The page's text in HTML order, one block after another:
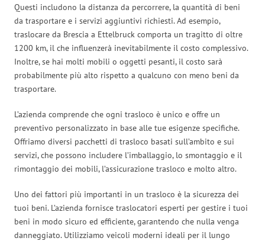
Questi includono la distanza da percorrere, la quantità di beni
da trasportare e i servizi aggiuntivi richiesti. Ad esempio,
traslocare da Brescia a Ettelbruck comporta un tragitto di oltre
1200 km, il che influenzerà inevitabilmente il costo complessivo.
Inoltre, se hai molti mobili o oggetti pesanti, il costo sarà
probabilmente più alto rispetto a qualcuno con meno beni da
trasportare.
L’azienda comprende che ogni trasloco è unico e offre un
preventivo personalizzato in base alle tue esigenze specifiche.
Offriamo diversi pacchetti di trasloco basati sull’ambito e sui
servizi, che possono includere l’imballaggio, lo smontaggio e il
rimontaggio dei mobili, l’assicurazione trasloco e molto altro.
Uno dei fattori più importanti in un trasloco è la sicurezza dei
tuoi beni. L’azienda fornisce traslocatori esperti per gestire i tuoi
beni in modo sicuro ed efficiente, garantendo che nulla venga
danneggiato. Utilizziamo veicoli moderni ideali per il lungo